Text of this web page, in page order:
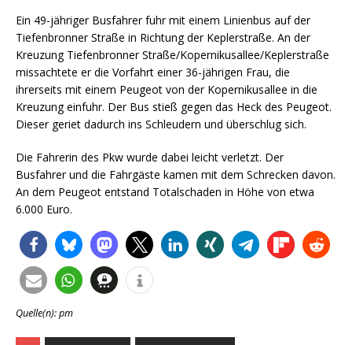
Ein 49-jähriger Busfahrer fuhr mit einem Linienbus auf der
Tiefenbronner Straße in Richtung der Keplerstraße. An der
Kreuzung Tiefenbronner Straße/Kopernikusallee/Keplerstraße
missachtete er die Vorfahrt einer 36-jährigen Frau, die
ihrerseits mit einem Peugeot von der Kopernikusallee in die
Kreuzung einfuhr. Der Bus stieß gegen das Heck des Peugeot.
Dieser geriet dadurch ins Schleudern und überschlug sich.
Die Fahrerin des Pkw wurde dabei leicht verletzt. Der
Busfahrer und die Fahrgäste kamen mit dem Schrecken davon.
An dem Peugeot entstand Totalschaden in Höhe von etwa
6.000 Euro.
Quelle(n): pm